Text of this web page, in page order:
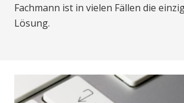
Fachmann ist in vielen Fällen die
Lösung.